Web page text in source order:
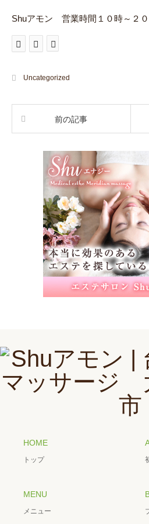
Shuアモン 営業時間１０時～２
Uncategorized
前の記事
HOME
トップ
MENU
メニュー